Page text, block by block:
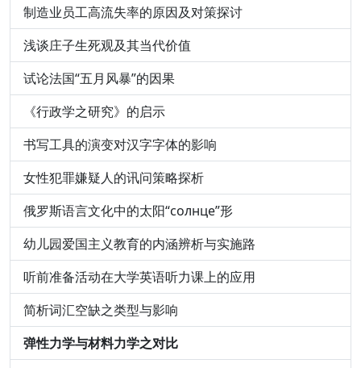
制造业员工高流失率的原因及对策探讨
浅谈庄子生死观及其当代价值
试论法国“五月风暴”的因果
《行政学之研究》的启示
书写工具的演变对汉字字体的影响
女性犯罪嫌疑人的讯问策略探析
俄罗斯语言文化中的太阳“солнце”形
幼儿园爱国主义教育的内涵辨析与实施路
听前准备活动在大学英语听力课上的应用
简析词汇空缺之类型与影响
弹性力学与材料力学之对比